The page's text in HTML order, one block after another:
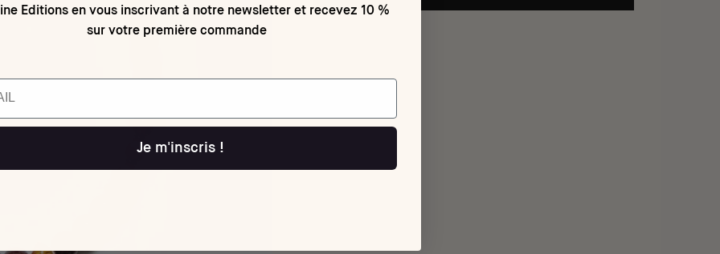
Editions en vous inscrivant à notre newsletter et recevez 10 %
sur votre première commande
Je m'inscris !